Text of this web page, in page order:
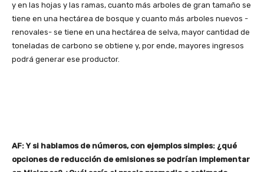
y en las hojas y las ramas, cuanto más arboles de gran tamaño se
tiene en una hectárea de bosque y cuanto más arboles nuevos -
renovales- se tiene en una hectárea de selva, mayor cantidad de
toneladas de carbono se obtiene y, por ende, mayores ingresos
podrá generar ese productor.
AF: Y si hablamos de números, con ejemplos simples: ¿qué
opciones de reducción de emisiones se podrían implementar